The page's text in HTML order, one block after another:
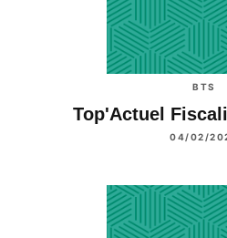
BTS
Top'Actuel
04/02/